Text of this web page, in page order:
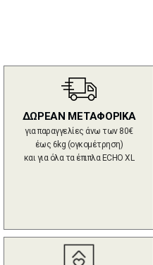
ΔΩΡΕΑΝ ΜΕΤΑΦΟΡΙΚΑ
για παραγγελίες άνω των 80€
έως 6kg (ογκομέτρηση)
και για όλα τα έπιπλα ECHO XL